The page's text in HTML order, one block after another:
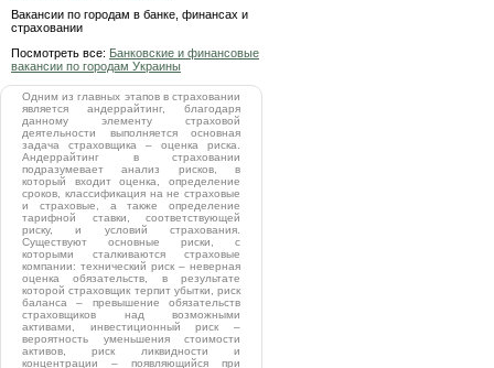
Вакансии по городам в банке, финансах и
страховании
Посмотреть все: Банковские и финансовые
вакансии по городам Украины
Одним из главных этапов в страховании
является андеррайтинг, благодаря
данному элементу страховой
деятельности выполняется основная
задача страховщика – оценка риска.
Андеррайтинг в страховании
подразумевает анализ рисков, в
который входит оценка, определение
сроков, классификация на не страховые
и страховые, а также определение
тарифной ставки, соответствующей
риску, и условий страхования.
Существуют основные риски, с
которыми сталкиваются страховые
компании: технический риск – неверная
оценка обязательств, в результате
которой страховщик терпит убытки, риск
баланса – превышение обязательств
страховщиков над возможными
активами, инвестиционный риск –
вероятность уменьшения стоимости
активов, риск ликвидности и
концентрации – появляющийся при